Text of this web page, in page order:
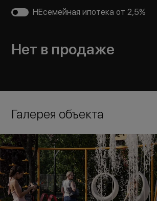
НЕсемейная ипотека от 2,5%
Нет в продаже
Галерея объекта